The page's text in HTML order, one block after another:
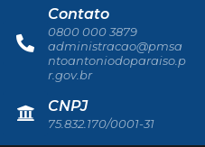
Contato
0800 000 3879
administracao@pmsa
ntoantoniodoparaiso.p
r.gov.br
CNPJ
75.832.170/0001-31